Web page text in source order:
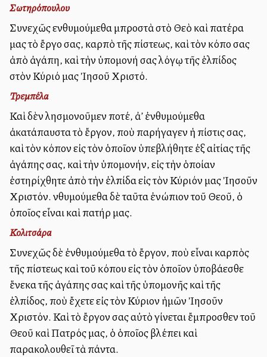
Σωτηρόπουλου
Συνεχῶς ενθυμούμεθα μπροστὰ στὸ Θεὸ καὶ πατέρα
μας τὸ ἔργο σας, καρπὸ τῆς πίστεως, καὶ τὸν κόπο σας
ἀπὸ ἀγάπη, καὶ τὴν ὑπομονή σας λόγῳ τῆς ἐλπίδος
στὸν Κύριό μας Ἰησοῦ Χριστό.
Τρεμπέλα
Καὶ δὲν λησμονοῦμεν ποτέ, ἀλλ’ ἐνθυμούμεθα
ἀκατάπαυστα τὸ ἔργον, ποὺ παρήγαγεν ἡ πίστις σας,
καὶ τὸν κόπον εἰς τὸν ὁποῖον ὑπεβλήθητε ἐξ αἰτίας τῆς
ἀγάπης σας, καὶ τὴν ὑπομονήν, εἰς τὴν ὁποίαν
ἐστηρίχθητε ἀπὸ τὴν ἐλπίδα εἰς τὸν Κύριόν μας Ἰησοῦν
Χριστόν. Ἐνθυμούμεθα δὲ ταῦτα ἐνώπιον τοῦ Θεοῦ, ὁ
ὁποῖος εἶναι καὶ πατήρ μας.
Κολιτσάρα
Συνεχῶς δὲ ἐνθυμούμεθα τὸ ἔργον, ποὺ εἶναι καρπὸς
τῆς πίστεως καὶ τοῦ κόπου εἰς τὸν ὁποῖον ὑποβάλλεσθε
ἕνεκα τῆς ἀγάπης σας καὶ τῆς ὑπομονῆς καὶ τῆς
ἐλπίδος, ποὺ ἔχετε εἰς τὸν Κύριον ἡμῶν Ἰησοῦν
Χριστόν. Καὶ τὸ ἔργον σας αὐτὸ γίνεται ἔμπροσθεν τοῦ
Θεοῦ καὶ Πατρός μας, ὁ ὁποῖος βλέπει καὶ
παρακολουθεῖ τὰ πάντα.